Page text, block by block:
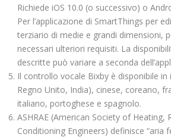
Richiede iOS 10.0 (o successivo) o
Per l’applicazione di SmartThings per
terziario di medie e grandi dimensioni,
necessari ulteriori requisiti. La
descritte può variare a seconda
Il controllo vocale Bixby è disponibile in
Regno Unito, India), cinese, coreano,
italiano, portoghese e spagnolo.
ASHRAE (American Society of Heating,
Conditioning Engineers) definisce “aria